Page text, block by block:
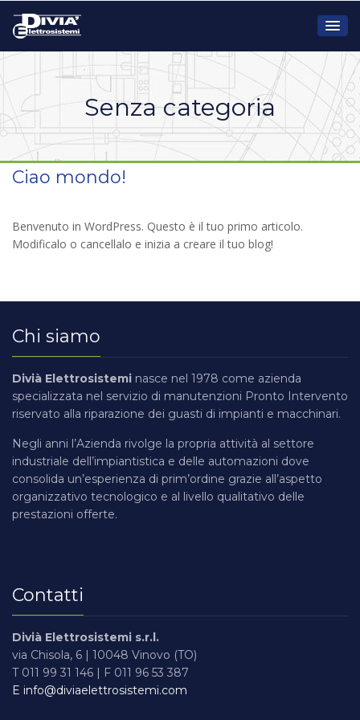
Senza categoria
Ciao mondo!
Benvenuto in WordPress. Questo è il tuo primo articolo.
Modificalo o cancellalo e inizia a creare il tuo blog!
Chi siamo
Divià Elettrosistemi nasce nel 1978 come azienda
specializzata nel servizio di manutenzioni Pronto Intervento
riservato alla riparazione dei guasti di impianti e macchinari.
Negli anni l’Azienda rivolge la propria attività al settore
industriale dell’impiantistica e delle automazioni dove
consolida un’esperienza di prim’ordine grazie all’aspetto
organizzativo tecnologico e al livello qualitativo delle
prestazioni offerte.
Contatti
Divià Elettrosistemi s.r.l.
via Chisola, 6 | 10048 Vinovo (TO)
T 011 99 31 146 | F 011 96 53 387
E info@diviaelettrosistemi.com